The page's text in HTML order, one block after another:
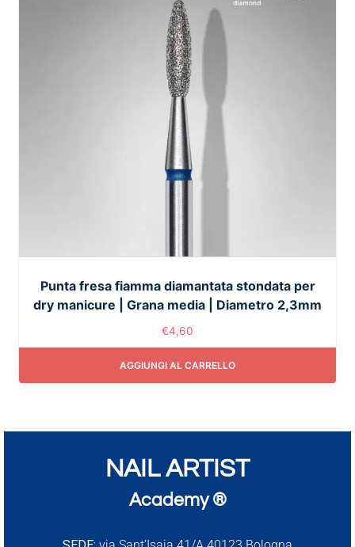
Punta fresa fiamma diamantata stondata per
dry manicure | Grana media | Diametro 2,3mm
€4,60
AGGIUNGI AL CARRELLO
NAIL ARTIST
Academy ®